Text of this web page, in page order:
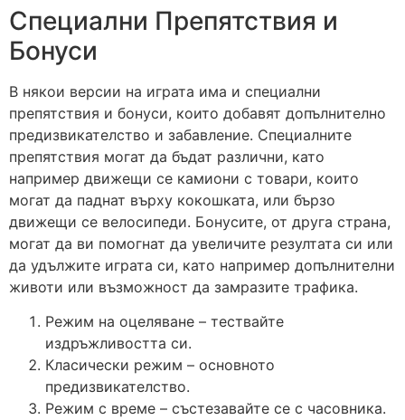
Специални Препятствия и
Бонуси
В някои версии на играта има и специални
препятствия и бонуси, които добавят допълнително
предизвикателство и забавление. Специалните
препятствия могат да бъдат различни, като
например движещи се камиони с товари, които
могат да паднат върху кокошката, или бързо
движещи се велосипеди. Бонусите, от друга страна,
могат да ви помогнат да увеличите резултата си или
да удължите играта си, като например допълнителни
животи или възможност да замразите трафика.
Режим на оцеляване – тествайте
издръжливостта си.
Класически режим – основното
предизвикателство.
Режим с време – състезавайте се с часовника.